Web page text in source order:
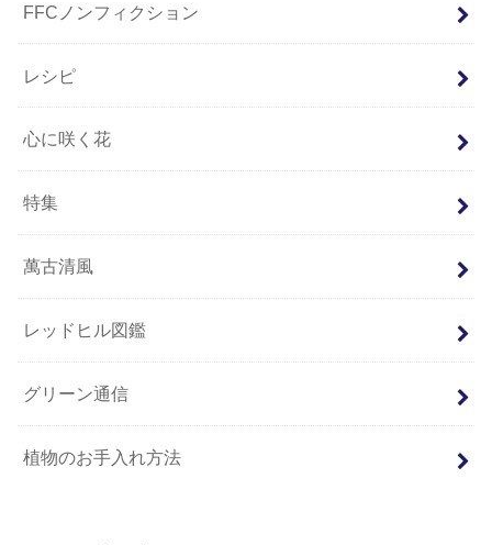
FFCノンフィクション
レシピ
心に咲く花
特集
萬古清風
レッドヒル図鑑
グリーン通信
植物のお手入れ方法